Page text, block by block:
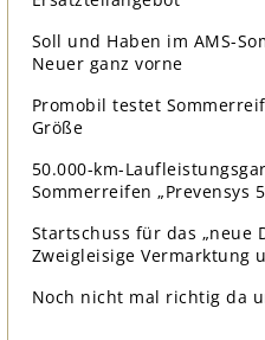
Soll und Haben im AMS-
Neuer ganz vorne
Promobil testet
Größe
50.000-km-
Sommerreifen „Prevensys
Startschuss für das „neue
Zweigleisige Vermarktung
Noch nicht mal richtig da